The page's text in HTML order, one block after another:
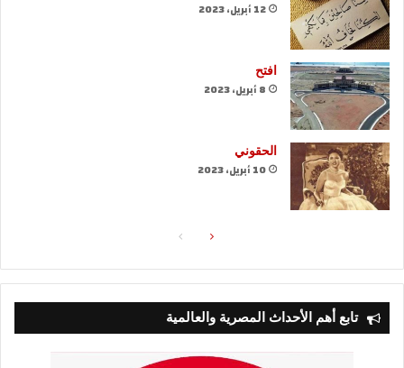
12 أبريل، 2023
افتح
8 أبريل، 2023
الحقوني
10 أبريل، 2023
الصفحةالصفحة
تابع أهم الأحداث المصرية والعالمية